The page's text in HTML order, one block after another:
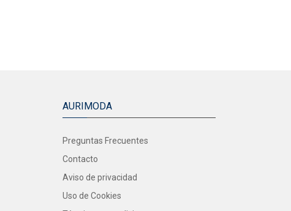
AURIMODA
Preguntas Frecuentes
Contacto
Aviso de privacidad
Uso de Cookies